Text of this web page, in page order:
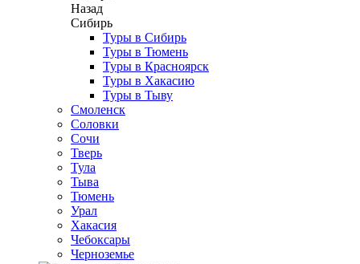
Назад
Сибирь
Туры в Сибирь
Туры в Тюмень
Туры в Красноярск
Туры в Хакасию
Туры в Тыву
Смоленск
Соловки
Сочи
Тверь
Тула
Тыва
Тюмень
Урал
Хакасия
Чебоксары
Черноземье